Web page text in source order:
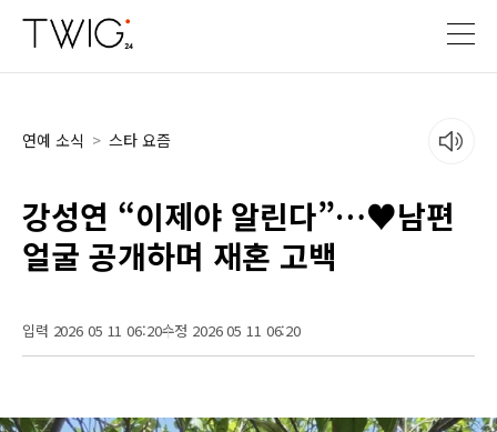
연예 소식 > 스타 요즘
강성연 “이제야 알린다”…♥남편
얼굴 공개하며 재혼 고백
입력 2026 05 11 06:20수정 2026 05 11 06:20